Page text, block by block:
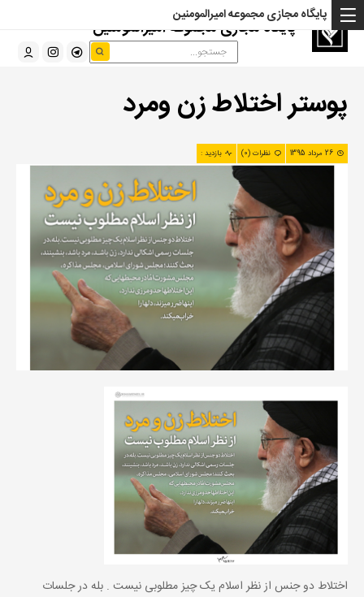
پایگاه مجازی مجموعه امیرالمومنین
پایگاه مجازی مجموعه امیرالمومنین
پوستر اختلاط زن ومرد
26 مرداد 1395 نظرات (0) بازدید :
اختلاط دو جنس از نظر اسلام یک چیز مطلوبی نیست . بله در جلسات